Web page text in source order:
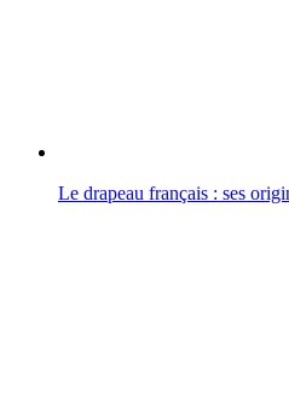
Le drapeau français : ses